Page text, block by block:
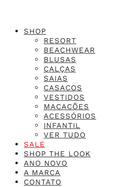
SHOP
RESORT
BEACHWEAR
BLUSAS
CALÇAS
SAIAS
CASACOS
VESTIDOS
MACACÕES
ACESSÓRIOS
INFANTIL
VER TUDO
SALE
SHOP THE LOOK
ANO NOVO
A MARCA
CONTATO